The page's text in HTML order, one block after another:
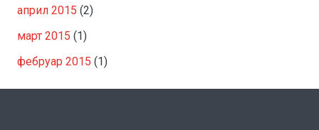
април 2015 (2)
март 2015 (1)
фебруар 2015 (1)